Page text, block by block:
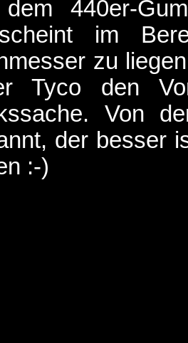
440er-
im
zu
Tyco den
Von
der besser
:-)